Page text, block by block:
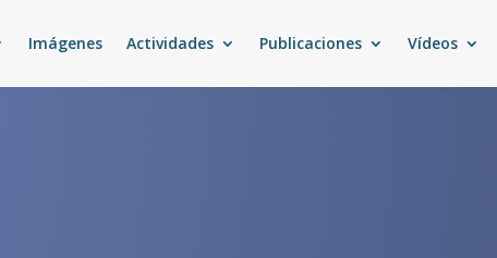
Imágenes Actividades Publicaciones Vídeos